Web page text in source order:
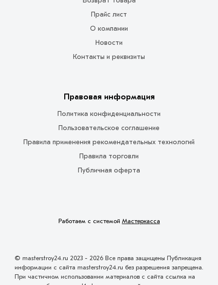
Прайс лист
О компании
Новости
Контакты и реквизиты
Правовая информация
Политика конфиденциальности
Пользовательское соглашение
Правила применения рекомендательных технологий
Правила торговли
Публичная оферта
Работаем с системой Мастеркасса
© masterstroy24.ru 2023 - 2026 Все права защищены Публикация
информации с сайта masterstroy24.ru без разрешения запрещена.
При частичном использовании материалов с сайта ссылка на